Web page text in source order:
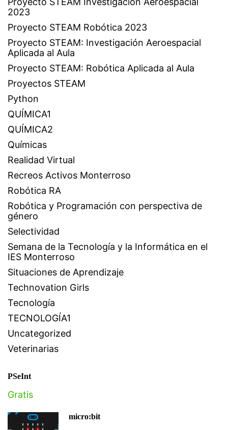
2023
Proyecto STEAM Robótica 2023
Proyecto STEAM: Investigación Aeroespacial
Aplicada al Aula
Proyecto STEAM: Robótica Aplicada al Aula
Proyectos STEAM
Python
QUÍMICA1
QUÍMICA2
Químicas
Realidad Virtual
Recreos Activos Monterroso
Robótica RA
Robótica y Programación con perspectiva de
género
Selectividad
Semana de la Tecnología y la Informática en el
IES Monterroso
Situaciones de Aprendizaje
Technovation Girls
Tecnología
TECNOLOGÍA1
Uncategorized
Veterinarias
PSeInt
Gratis
micro:bit